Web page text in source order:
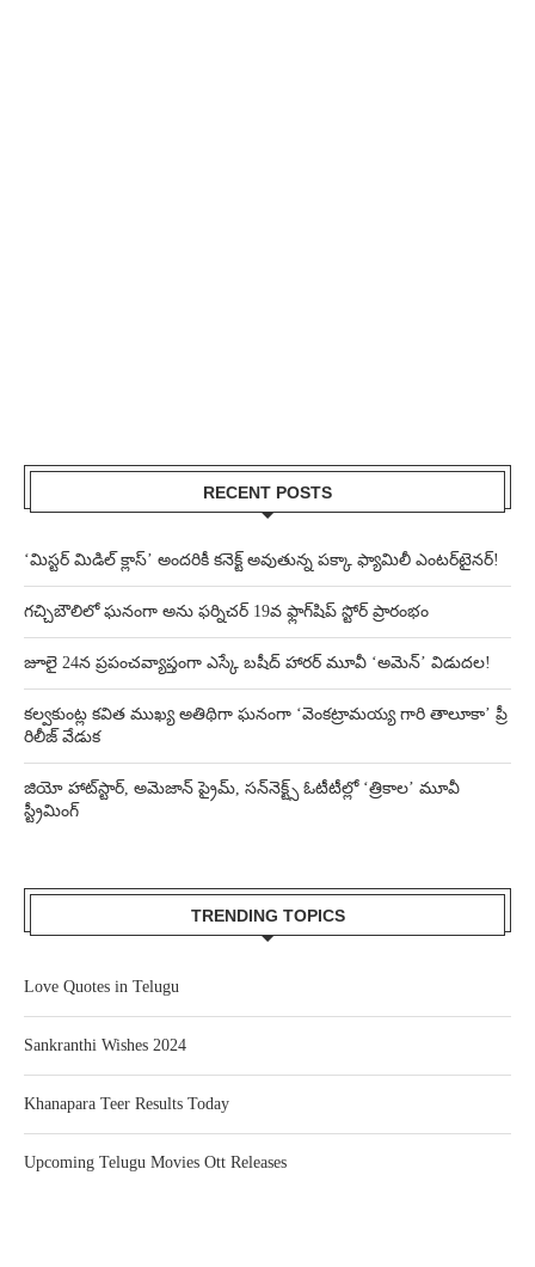
RECENT POSTS
‘మిస్టర్ మిడిల్ క్లాస్’ అందరికీ కనెక్ట్ అవుతున్న పక్కా ఫ్యామిలీ ఎంటర్‌టైనర్!
గచ్చిబౌలిలో ఘనంగా అను ఫర్నిచర్ 19వ ఫ్లాగ్‌షిప్ స్టోర్ ప్రారంభం
జూలై 24న ప్రపంచవ్యాప్తంగా ఎస్కే బషీద్‌ హారర్ మూవీ ‘అమెన్’ విడుదల!
కల్వకుంట్ల కవిత ముఖ్య అతిథిగా ఘనంగా ‘వెంకట్రామయ్య గారి తాలూకా’ ప్రీ
రిలీజ్ వేడుక
జియో హాట్‌స్టార్, అమెజాన్ ప్రైమ్, సన్‌నెక్ట్స్ ఓటీటీల్లో ‘త్రికాల’ మూవీ
స్ట్రీమింగ్
TRENDING TOPICS
Love Quotes in Telugu
Sankranthi Wishes 2024
Khanapara Teer Results Today
Upcoming Telugu Movies Ott Releases